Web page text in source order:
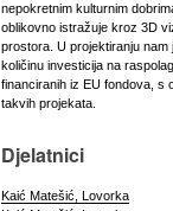
nepokretnim kulturnim
oblikovno istražuje kroz 3D
prostora. U projektiranju nam
količinu investicija na
financiranih iz EU fondova, s
takvih projekata.
Djelatnici
Kaić Matešić, Lovorka